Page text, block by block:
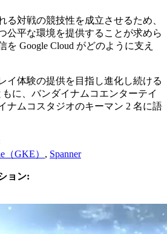
る対戦の競技性を成立させるため、
公平な環境を提供することが求めら
Google Cloud がどのように支え
イ体験の提供を目指し進化し続ける
もに、バンダイナムコエンターテイ
ナムコスタジオのキーマン 2 名に語
（GKE） , Spanner
ョン: